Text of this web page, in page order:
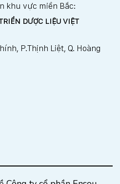
khu vực miền Bắc:
DƯỢC LIỆU VIỆT
P.Thịnh Liệt, Q. Hoàng